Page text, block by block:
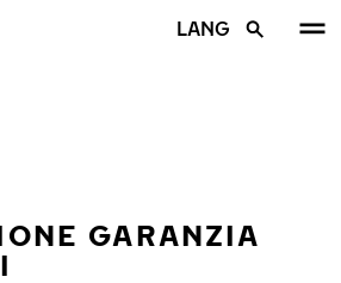
LANG
GARANZIA